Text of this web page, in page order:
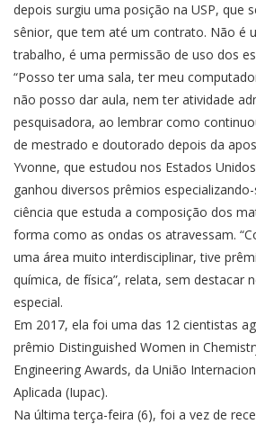
depois surgiu uma posição na USP, que
sênior, que tem até um contrato. Não é
trabalho, é uma permissão de uso dos
“Posso ter uma sala, ter meu
não posso dar aula, nem ter atividade
pesquisadora, ao lembrar como
de mestrado e doutorado depois da
Yvonne, que estudou nos Estados
ganhou diversos prêmios
ciência que estuda a composição dos
forma como as ondas os atravessam.
uma área muito interdisciplinar, tive
química, de física”, relata, sem destacar
especial.
Em 2017, ela foi uma das 12 cientistas
prêmio Distinguished Women in
Engineering Awards, da União
Aplicada (Iupac).
Na última terça-feira (6), foi a vez de